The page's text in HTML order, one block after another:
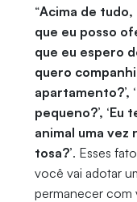
“Acima de tudo,
que eu posso
que eu espero
quero
apartamento?’,
pequeno?’,
animal uma vez
tosa?’. Esses
você vai adotar
permanecer